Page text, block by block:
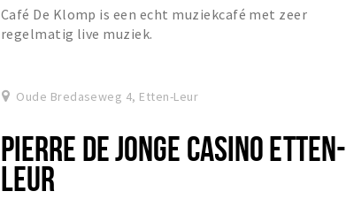
Café De Klomp is een echt muziekcafé met zeer
regelmatig live muziek.
Oude Bredaseweg 4, Etten-Leur
PIERRE DE JONGE CASINO ETTEN-
LEUR